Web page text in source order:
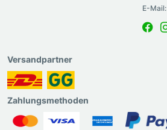
E-Mail:
Versandpartner
Zahlungsmethoden